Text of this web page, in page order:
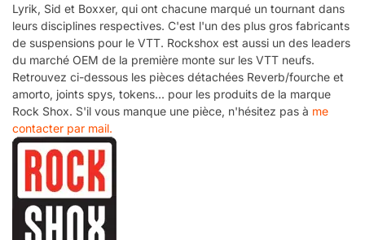
Lyrik, Sid et Boxxer, qui ont chacune marqué un tournant dans
leurs disciplines respectives. C'est l'un des plus gros fabricants
de suspensions pour le VTT. Rockshox est aussi un des leaders
du marché OEM de la première monte sur les VTT neufs.
Retrouvez ci-dessous les pièces détachées Reverb/fourche et
amorto, joints spys, tokens... pour les produits de la marque
Rock Shox. S'il vous manque une pièce, n'hésitez pas à me
contacter par mail.